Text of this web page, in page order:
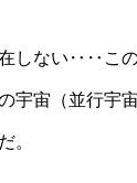
しない‥‥この
宇宙（並行宇
。